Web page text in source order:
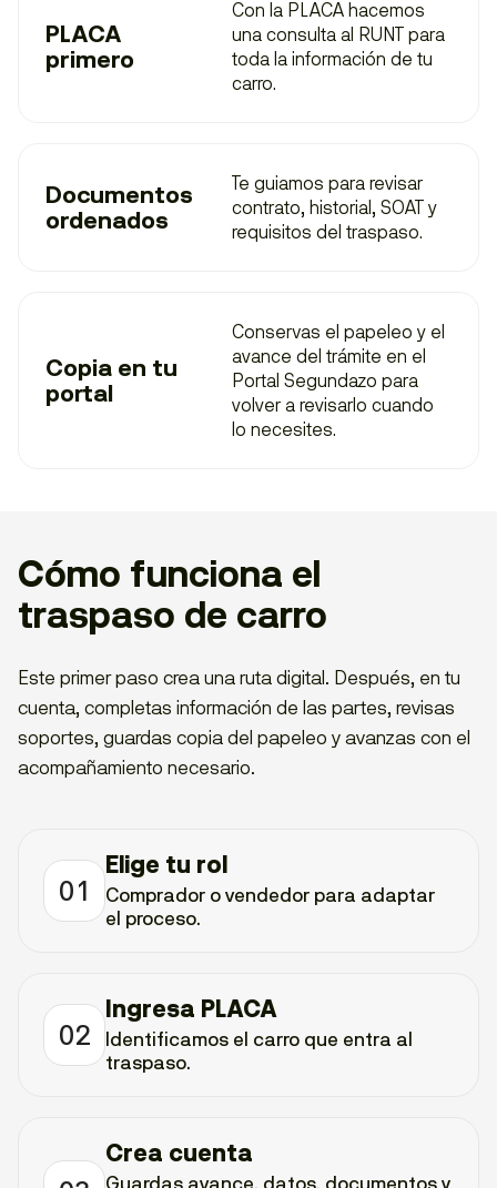
PLACA
primero
Con la PLACA hacemos
una consulta al RUNTpara
toda la información de tu
carro.
Documentos
ordenados
Te guiamos para revisar
contrato, historial, SOAT y
requisitos del traspaso.
Copia en tu
portal
Conservas el papeleo y el
avance del trámite en el
Portal Segundazo para
volver a revisarlo cuando
lo necesites.
Cómo funciona el
traspaso de carro
Este primer paso crea una ruta digital. Después, en tu
cuenta, completas información de las partes, revisas
soportes, guardas copia del papeleo y avanzas con el
acompañamiento necesario.
01
Elige tu rol
Comprador o vendedor para adaptar
el proceso.
02
Ingresa PLACA
Identificamos el carro que entra al
traspaso.
Crea cuenta